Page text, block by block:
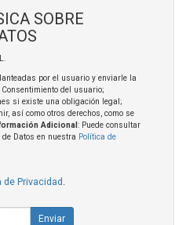
SOBRE
por el usuario y enviarle la
Consentimiento del usuario;
si existe una obligación legal;
así como otros derechos, como se
Adicional : Puede consultar
de Datos en nuestra Política de
de Privacidad
Enviar